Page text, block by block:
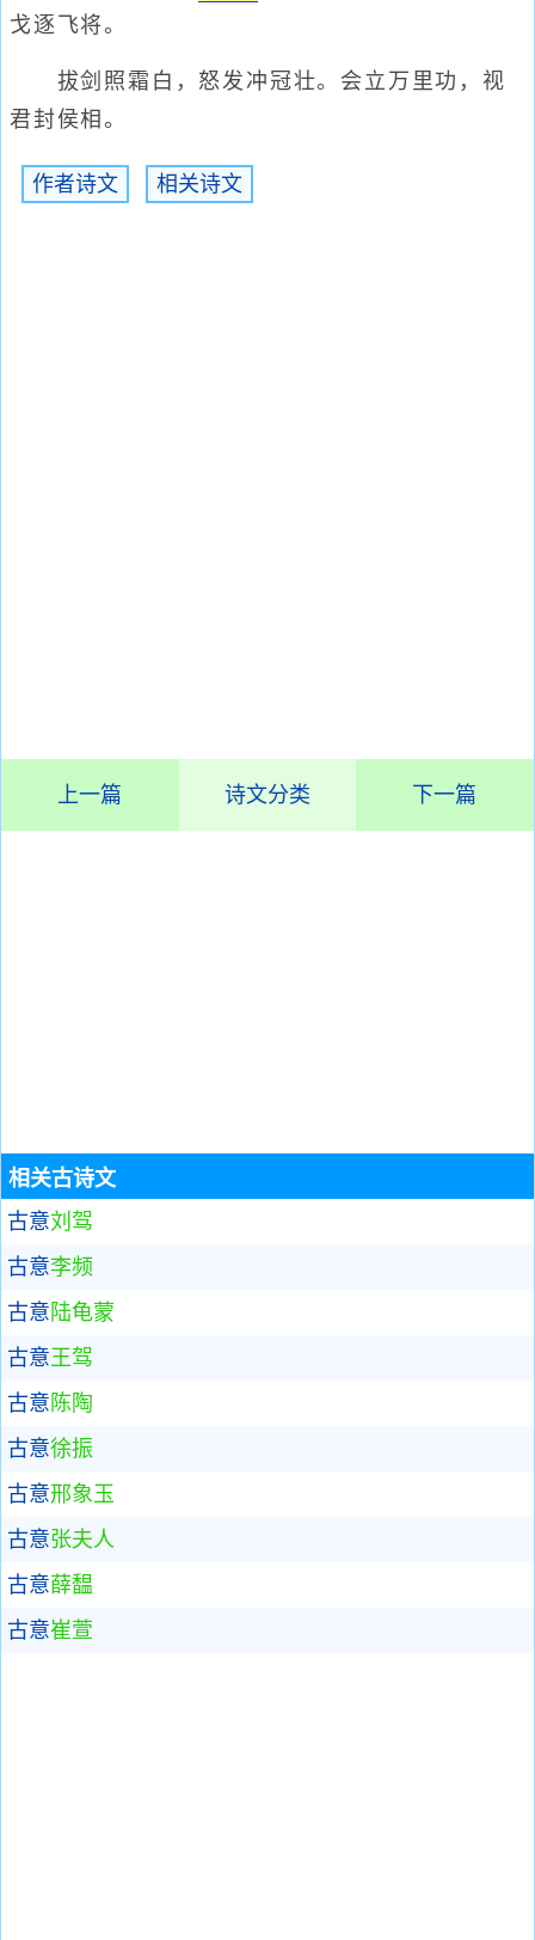
戈逐飞将。
拔剑照霜白，怒发冲冠壮。会立万里功，视
君封侯相。
作者诗文 相关诗文
上一篇 诗文分类 下一篇
相关古诗文
古意刘驾
古意李频
古意 陆龟蒙
古意王驾
古意 陈陶
古意徐振
古意邢象玉
古意张夫人
古意薛馧
古意崔萱